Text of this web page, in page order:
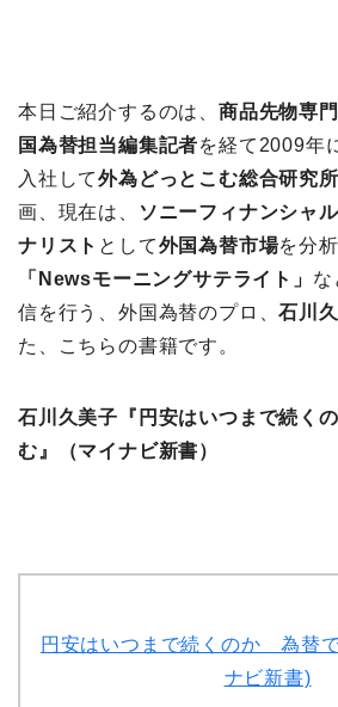
本日ご紹介するのは、 商品先物専
国為替担当編集記者を経て2009年
入社して外為どっとこむ総合研究所
画、現在は、
ソニーフィナンシャ
ナリスト として外国為替市場を分析
「Newsモーニングサテライト」 な
信を行う、外国為替のプロ、石川
た、こちらの書籍です。
石川久美子『円安はいつまで続く
む』（マイナビ新書）
円安はいつまで続くのか 為替
ナビ新書)